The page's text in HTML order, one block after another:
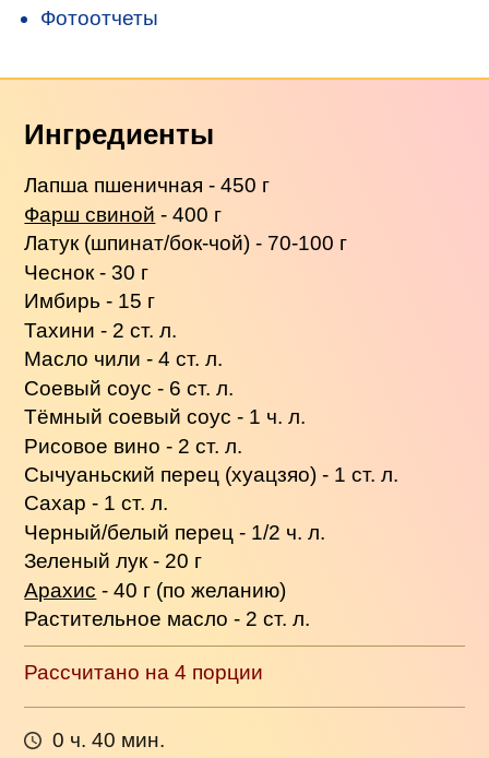
Фотоотчеты
Ингредиенты
Лапша пшеничная - 450 г
Фарш свиной - 400 г
Латук (шпинат/бок-чой) - 70-100 г
Чеснок - 30 г
Имбирь - 15 г
Тахини - 2 ст. л.
Масло чили - 4 ст. л.
Соевый соус - 6 ст. л.
Тёмный соевый соус - 1 ч. л.
Рисовое вино - 2 ст. л.
Сычуаньский перец (хуацзяо) - 1 ст. л.
Сахар - 1 ст. л.
Черный/белый перец - 1/2 ч. л.
Зеленый лук - 20 г
Арахис - 40 г (по желанию)
Растительное масло - 2 ст. л.
Рассчитано на 4 порции
0 ч. 40 мин.